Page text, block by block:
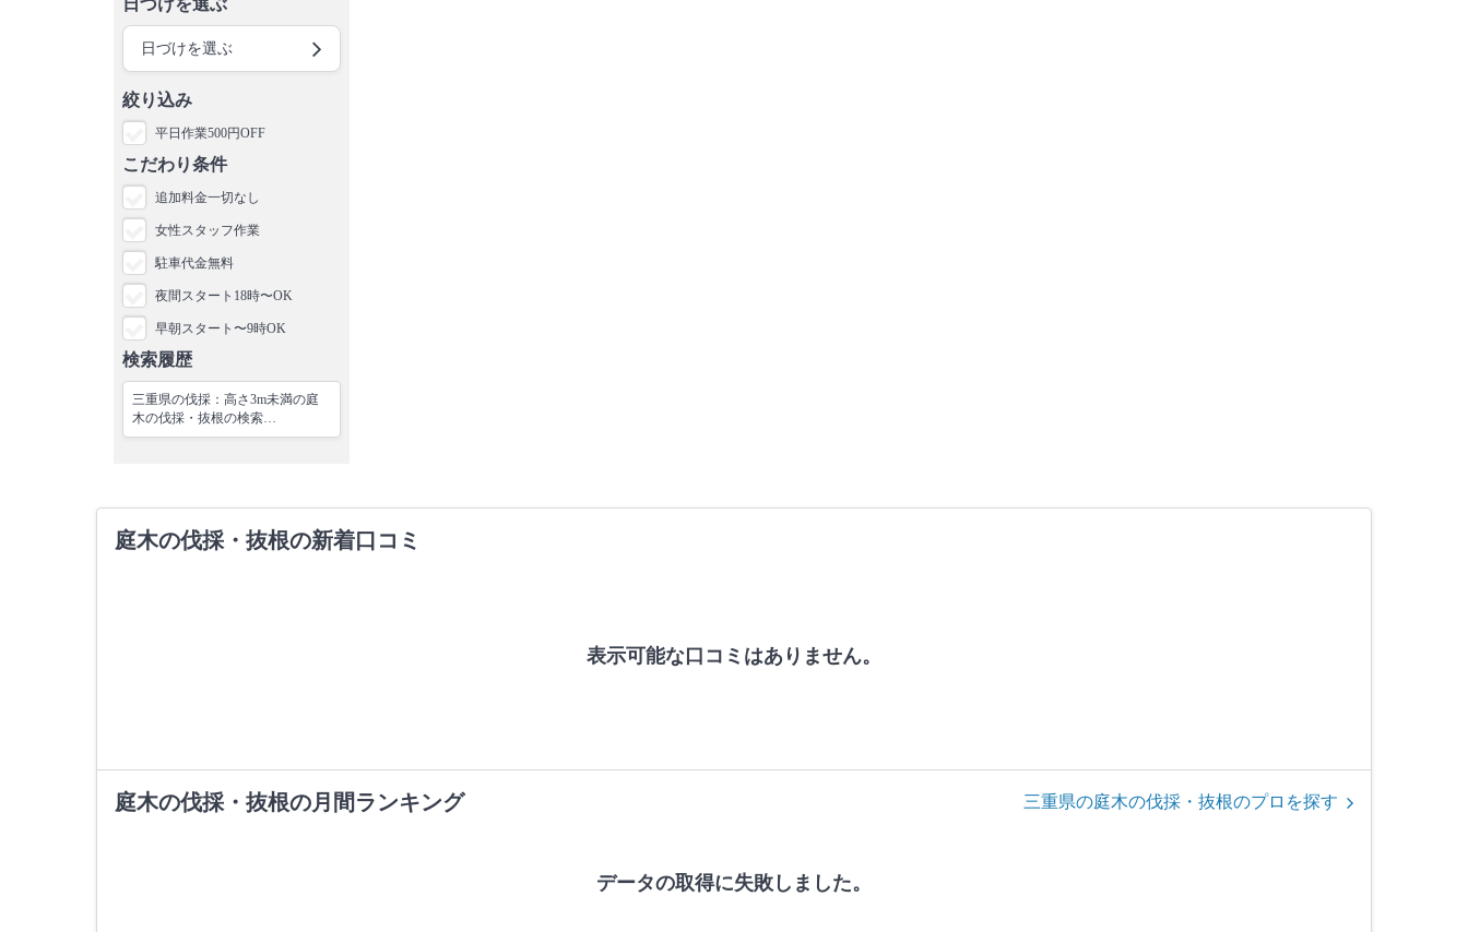
日づけを選ぶ
日づけを選ぶ
絞り込み
平日作業500円OFF
こだわり条件
追加料金一切なし
女性スタッフ作業
駐車代金無料
夜間スタート18時〜OK
早朝スタート〜9時OK
検索履歴
三重県の伐採：高さ3m未満の庭
木の伐採・抜根の検索…
庭木の伐採・抜根の新着口コミ
表示可能な口コミはありません。
庭木の伐採・抜根の月間ランキング 三重県の庭木の伐採・抜根のプロを探す
データの取得に失敗しました。